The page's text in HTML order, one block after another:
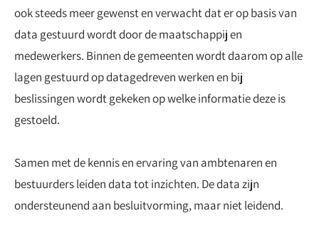
ook steeds meer gewenst en verwacht dat er op basis van
data gestuurd wordt door de maatschappij en
medewerkers. Binnen de gemeenten wordt daarom op alle
lagen gestuurd op datagedreven werken en bij
beslissingen wordt gekeken op welke informatie deze is
gestoeld.
Samen met de kennis en ervaring van ambtenaren en
bestuurders leiden data tot inzichten. De data zijn
ondersteunend aan besluitvorming, maar niet leidend.